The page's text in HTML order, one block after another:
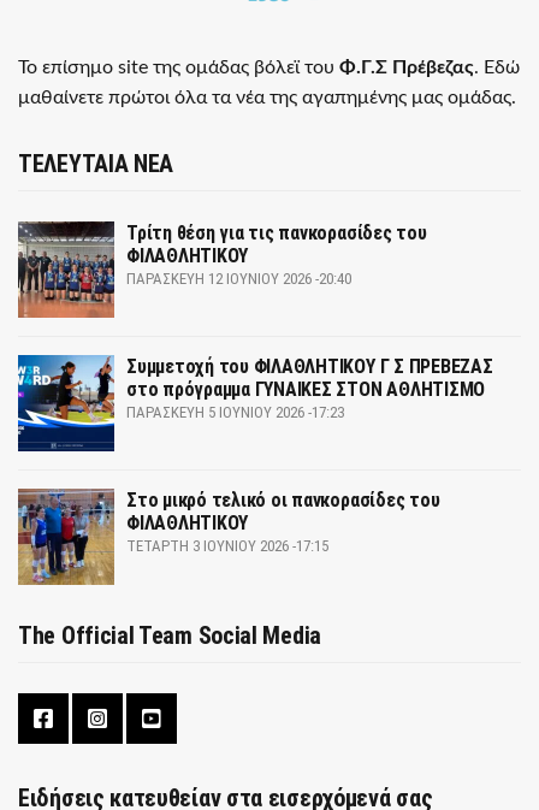
Το επίσημο site της ομάδας βόλεϊ του Φ.Γ.Σ Πρέβεζας. Εδώ
μαθαίνετε πρώτοι όλα τα νέα της αγαπημένης μας ομάδας.
ΤΕΛΕΥΤΑΙΑ ΝΕΑ
Τρίτη θέση για τις πανκορασίδες του
ΦΙΛΑΘΛΗΤΙΚΟΥ
ΠΑΡΑΣΚΕΥΉ 12 ΙΟΥΝΊΟΥ 2026 -20:40
Συμμετοχή του ΦΙΛΑΘΛΗΤΙΚΟΥ Γ Σ ΠΡΕΒΕΖΑΣ
στο πρόγραμμα ΓΥΝΑΙΚΕΣ ΣΤΟΝ ΑΘΛΗΤΙΣΜΟ
ΠΑΡΑΣΚΕΥΉ 5 ΙΟΥΝΊΟΥ 2026 -17:23
Στο μικρό τελικό οι πανκορασίδες του
ΦΙΛΑΘΛΗΤΙΚΟΥ
ΤΕΤΆΡΤΗ 3 ΙΟΥΝΊΟΥ 2026 -17:15
The Official Team Social Media
Ειδήσεις κατευθείαν στα εισερχόμενά σας